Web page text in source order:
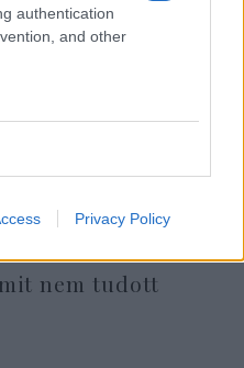
authentication
and other
Privacy Policy
nem tudott